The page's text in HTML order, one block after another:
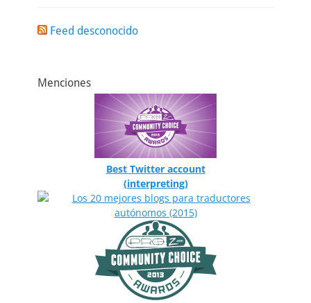
Feed desconocido
Menciones
Best Twitter account
(interpreting)